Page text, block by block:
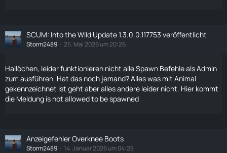
SCUM: Into the Wild Update 1.3.0.0.117753 veröffentlicht
Storm2489 25. Mai 2026 um 20:26
Hallöchen, leider funktionieren nicht alle Spawn Befehle als Admin
zum ausführen. Hat das noch jemand? Alles was mit Animal
gekennzeichnet ist geht aber alles andere leider nicht. Hier kommt
die Meldung is not allowed to be spawned
Anzeigefehler Overknee Boots
Storm2489 14. Januar 2026 um 04:28